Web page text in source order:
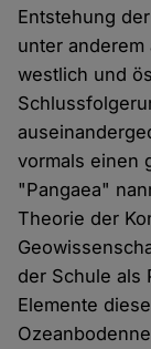
Entstehung
unter
westlich und
vormals einen
"Pangaea"
Theorie der
der Schule als
Elemente